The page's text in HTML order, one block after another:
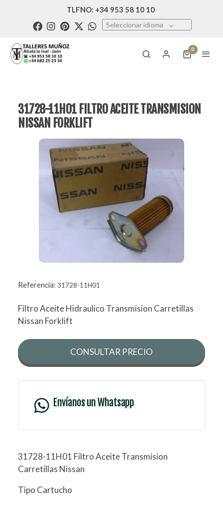
TLFNO: +34 953 58 10 10
Seleccionar idioma
0
31728-11H01 FILTRO ACEITE TRANSMISION
NISSAN FORKLIFT
Referencia: 31728-11H01
Filtro Aceite Hidraulico Transmision Carretillas
Nissan Forklift
CONSULTAR PRECIO
Envíanos un Whatsapp
31728-11H01 Filtro Aceite Transmision
Carretillas Nissan
Tipo Cartucho